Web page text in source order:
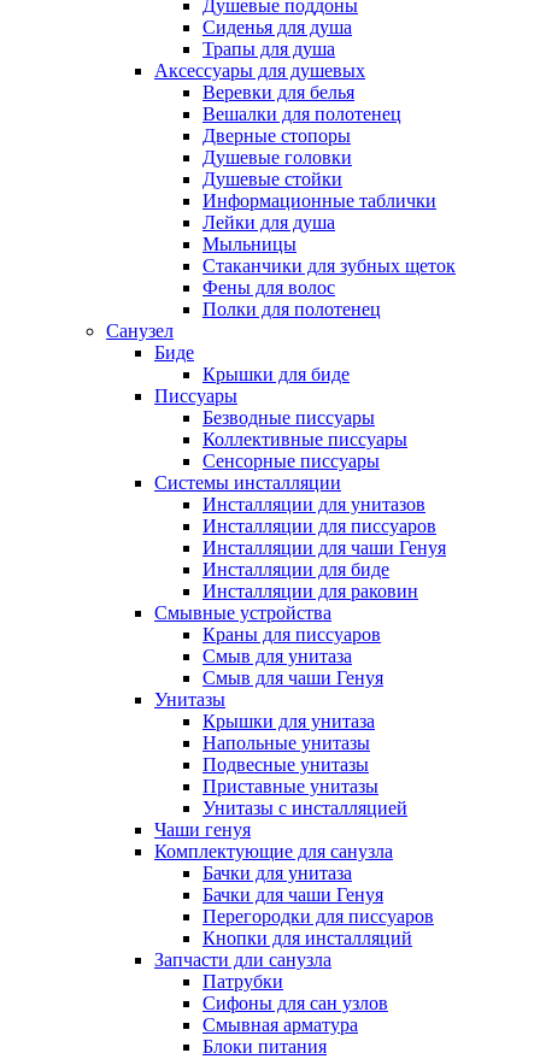
Душевые поддоны
Сиденья для душа
Трапы для душа
Аксессуары для душевых
Веревки для белья
Вешалки для полотенец
Дверные стопоры
Душевые головки
Душевые стойки
Информационные таблички
Лейки для душа
Мыльницы
Стаканчики для зубных щеток
Фены для волос
Полки для полотенец
Санузел
Биде
Крышки для биде
Писсуары
Безводные писсуары
Коллективные писсуары
Сенсорные писсуары
Системы инсталляции
Инсталляции для унитазов
Инсталляции для писсуаров
Инсталляции для чаши Генуя
Инсталляции для биде
Инсталляции для раковин
Смывные устройства
Краны для писсуаров
Смыв для унитаза
Смыв для чаши Генуя
Унитазы
Крышки для унитаза
Напольные унитазы
Подвесные унитазы
Приставные унитазы
Унитазы с инсталляцией
Чаши генуя
Комплектующие для санузла
Бачки для унитаза
Бачки для чаши Генуя
Перегородки для писсуаров
Кнопки для инсталляций
Запчасти дли санузла
Патрубки
Сифоны для сан узлов
Смывная арматура
Блоки питания